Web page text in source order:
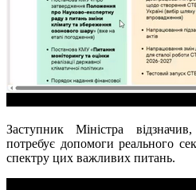
Заступник Міністра
потребує допомоги реального
спектру цих важливих питань.